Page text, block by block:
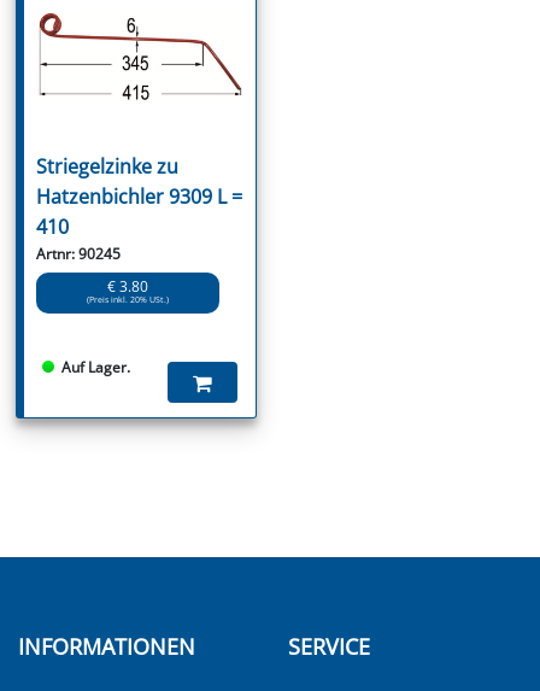
Striegelzinke zu
Hatzenbichler 9309 L =
410
Artnr: 90245
€ 3.80
(Preis inkl. 20% USt.)
Auf Lager.
INFORMATIONEN SERVICE